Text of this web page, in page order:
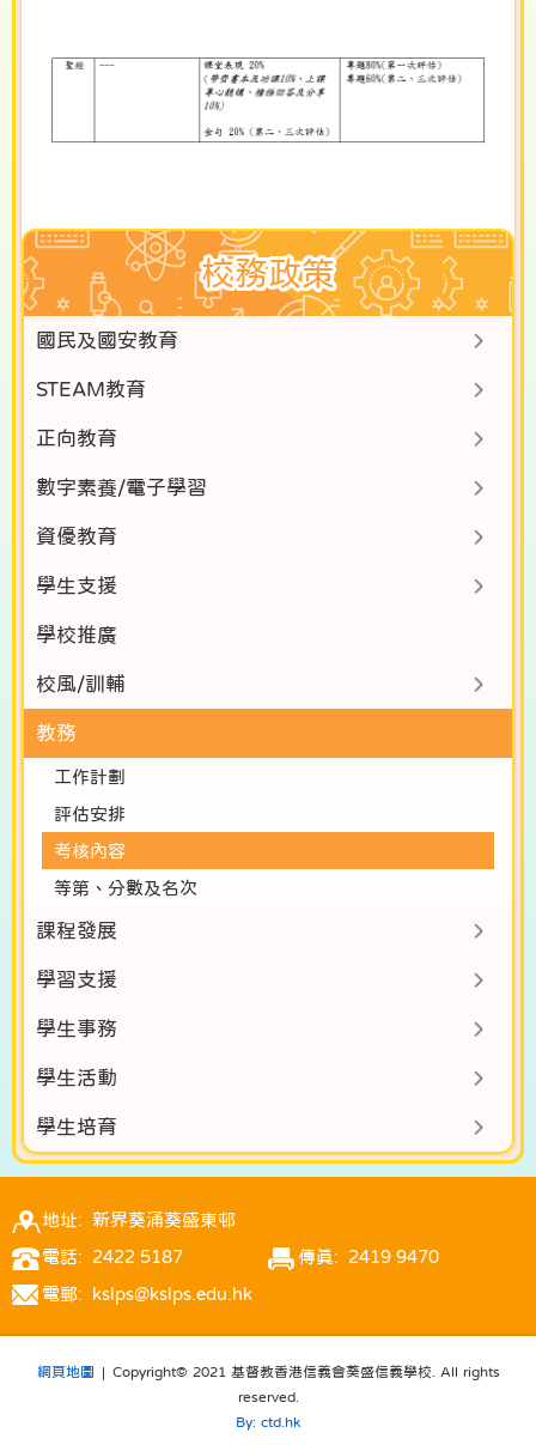
校務政策
國民及國安教育
STEAM教育
正向教育
數字素養/電子學習
資優教育
學生支援
學校推廣
校風/訓輔
教務
工作計劃
評估安排
考核內容
等第、分數及名次
課程發展
學習支援
學生事務
學生活動
學生培育
地址: 新界葵涌葵盛東邨
電話: 2422 5187 傳真: 2419 9470
電郵: kslps@kslps.edu.hk
網頁地圖 | Copyright© 2021 基督教香港信義會葵盛信義學校. All rights
reserved.
By: ctd.hk